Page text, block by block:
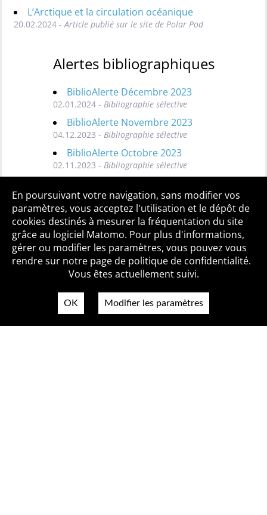
L’Arctique et la circulation océanique
20.02.2024 - Article publié sur le site de Polar Pod
Alertes bibliographiques
BiblioAlerte Décembre 2023
02.01.2024 - Bibliographie sélective
BiblioAlerte Novembre 2023
04.12.2023 - Bibliographie sélective
BiblioAlerte Octobre 2023
02.11.2023 - Bibliographie sélective
Toutes les BiblioAlertes
Qui sommes-nous ? Mentions légales
Accessibilité
Politique de confidentialité
Contact
En poursuivant votre navigation, sans modifier vos
paramètres, vous acceptez l'utilisation et le dépôt de
cookies destinés à mesurer la fréquentation du site
grâce au logiciel Matomo. Pour plus d'informations,
gérer ou modifier les paramètres, vous pouvez vous
rendre sur notre page de politique de confidentialité.
Vous êtes actuellement suivi.
OK Modifier les paramètres